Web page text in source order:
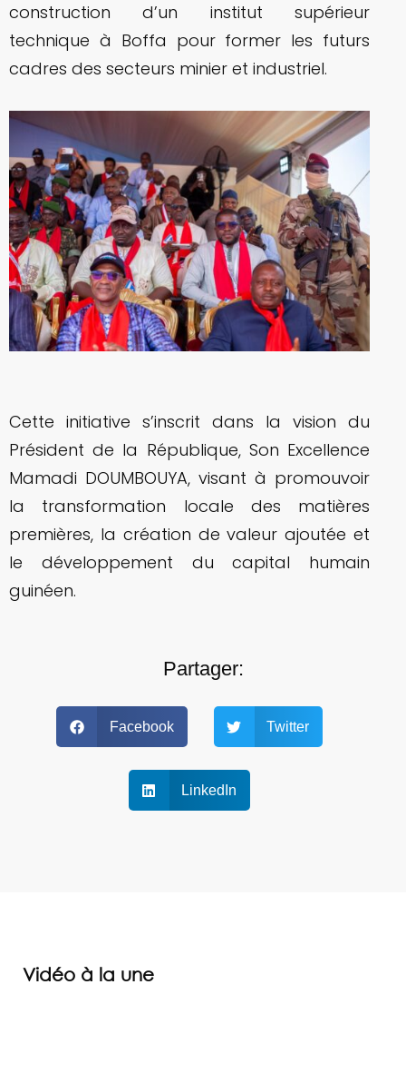
construction d’un institut supérieur
technique à Boffa pour former les futurs
cadres des secteurs minier et industriel.
Cette initiative s’inscrit dans la vision du
Président de la République, Son Excellence
Mamadi DOUMBOUYA, visant à promouvoir
la transformation locale des matières
premières, la création de valeur ajoutée et
le développement du capital humain
guinéen.
Partager:
Facebook Twitter
LinkedIn
Vidéo à la une